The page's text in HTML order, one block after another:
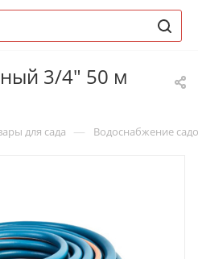
3/4" 50 м
для сада — Водоснабжение